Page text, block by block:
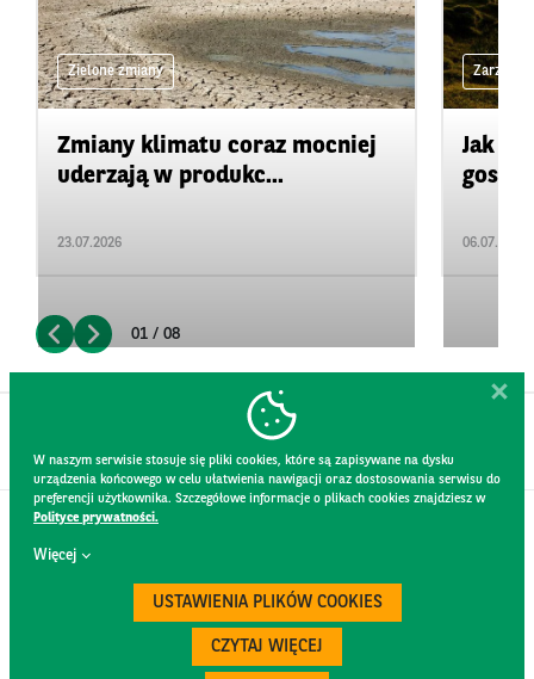
Zielone zmiany
Zmiany klimatu coraz mocniej
uderzają w produkc...
23.07.2026
Jak
06.07.2026
01 / 08
W naszym serwisie stosuje się pliki cookies, które są zapisywane na dysku
urządzenia końcowego w celu ułatwienia nawigacji oraz dostosowania serwisu do
preferencji użytkownika. Szczegółowe informacje o plikach cookies znajdziesz w
Polityce prywatności.
Więcej
USTAWIENIA PLIKÓW COOKIES
CZYTAJ WIĘCEJ
KONTAKT
REGULAMIN STRONY
POLITYKA PRYWATNOŚCI